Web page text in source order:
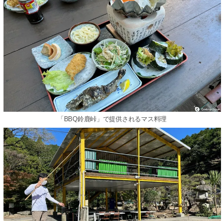
「BBQ鈴鹿峠」で提供されるマス料理